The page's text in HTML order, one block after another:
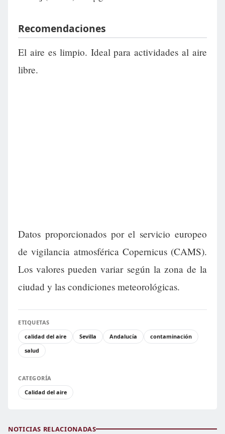
Recomendaciones
El aire es limpio. Ideal para actividades al aire
libre.
Datos proporcionados por el servicio europeo
de vigilancia atmosférica Copernicus (CAMS).
Los valores pueden variar según la zona de la
ciudad y las condiciones meteorológicas.
ETIQUETAS
calidad del aire
Sevilla Andalucía
contaminación
salud
CATEGORÍA
Calidad del aire
NOTICIAS RELACIONADAS